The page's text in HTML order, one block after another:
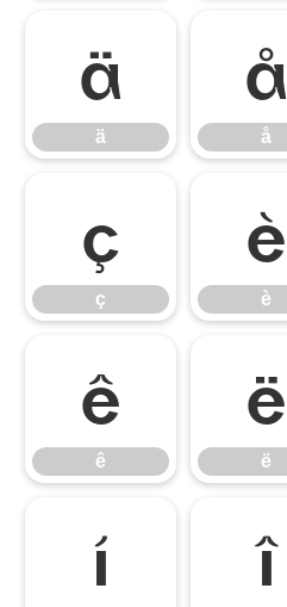
ä
ä
å
å
ç
ç
è
è
ê
ê
ë
ë
í î